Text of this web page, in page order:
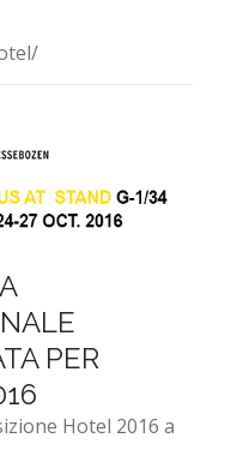
PER
Hotel 2016 a